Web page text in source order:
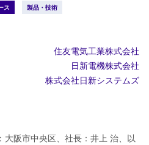
ス 製品・技術
住友電気工業株式会社
日新電機株式会社
株式会社日新システムズ
阪市中央区、社長：井上 治、以